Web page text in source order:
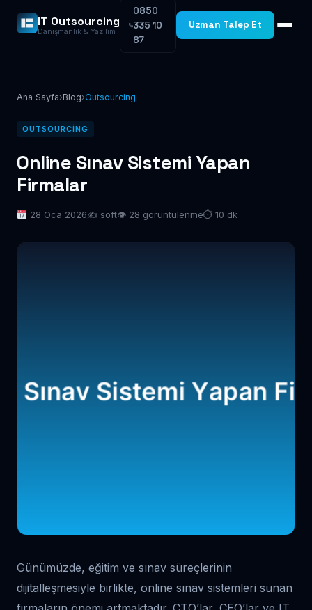
IT Outsourcing
Danışmanlık & Yazılım
0850
335 10
87
Uzman Talep Et
Ana Sayfa›Blog›Outsourcing
OUTSOURCING
Online Sınav Sistemi Yapan
Firmalar
28 Oca 2026✍️ soft👁 28 görüntülenme⏱ 10 dk
Günümüzde, eğitim ve sınav süreçlerinin
dijitalleşmesiyle birlikte, online sınav sistemleri sunan